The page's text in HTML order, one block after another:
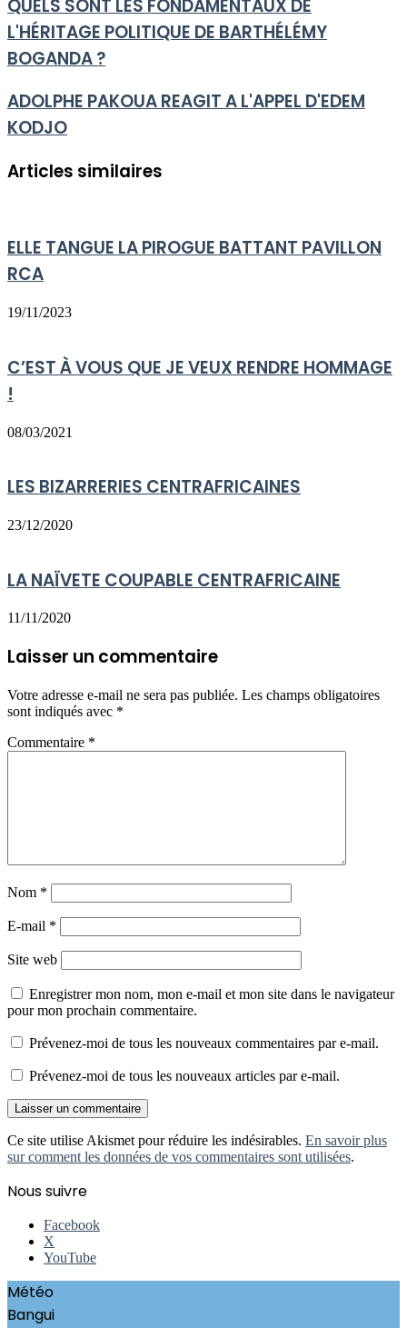
QUELS SONT LES FONDAMENTAUX DE
L'HÉRITAGE POLITIQUE DE BARTHÉLÉMY
BOGANDA ?
ADOLPHE PAKOUA REAGIT A L'APPEL D'EDEM
KODJO
Articles similaires
ELLE TANGUE LA PIROGUE BATTANT PAVILLON
RCA
19/11/2023
C’EST À VOUS QUE JE VEUX RENDRE HOMMAGE
!
08/03/2021
LES BIZARRERIES CENTRAFRICAINES
23/12/2020
LA NAÏVETE COUPABLE CENTRAFRICAINE
11/11/2020
Laisser un commentaire
Votre adresse e-mail ne sera pas publiée. Les champs obligatoires
sont indiqués avec *
Commentaire *
Nom *
E-mail *
Site web
Enregistrer mon nom, mon e-mail et mon site dans le navigateur
pour mon prochain commentaire.
Prévenez-moi de tous les nouveaux commentaires par e-mail.
Prévenez-moi de tous les nouveaux articles par e-mail.
Ce site utilise Akismet pour réduire les indésirables. En savoir plus
sur comment les données de vos commentaires sont utilisées.
Nous suivre
Facebook
X
YouTube
Météo
Bangui